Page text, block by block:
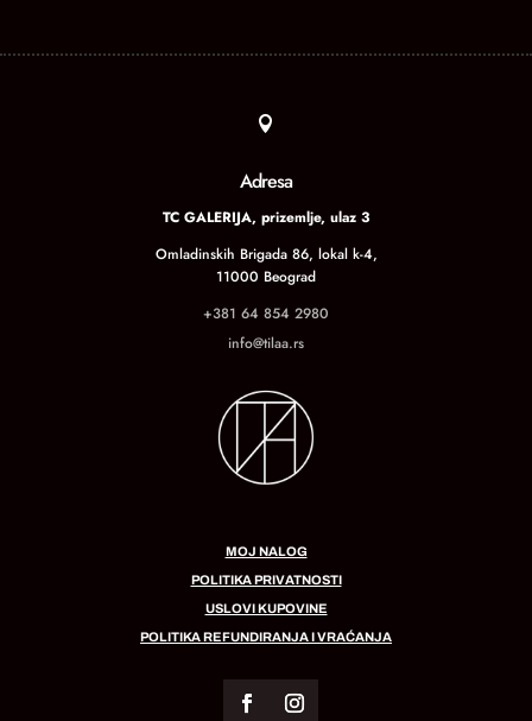

Adresa
TC GALERIJA, prizemlje, ulaz 3
Omladinskih Brigada 86, lokal k-4,
11000 Beograd
+381 64 854 2980
info@tilaa.rs
MOJ NALOG
POLITIKA PRIVATNOSTI
USLOVI KUPOVINE
POLITIKA REFUNDIRANJA I VRAĆANJA